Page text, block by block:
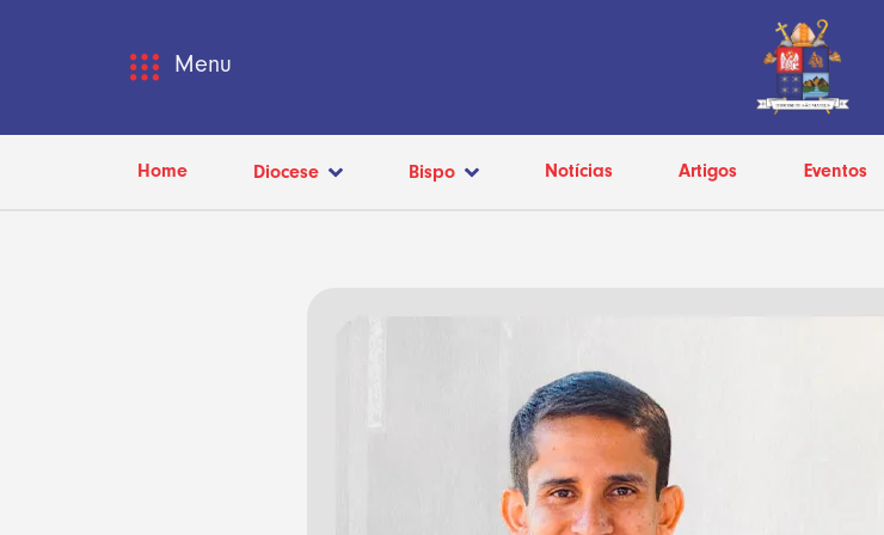
Menu
Home Diocese Bispo Notícias Artigos Eventos